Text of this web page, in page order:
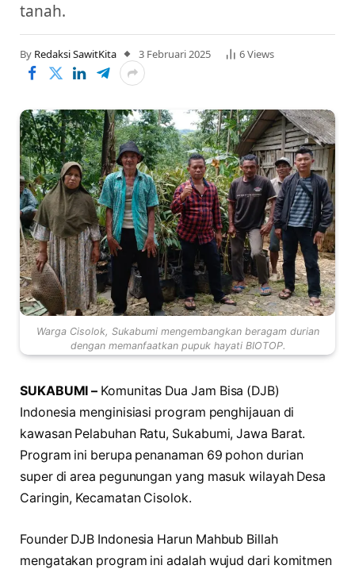
tanah.
By Redaksi SawitKita 3 Februari 2025 6Views
Warga Cisolok, Sukabumi mengembangkan beragam durian
dengan memanfaatkan pupuk hayati BIOTOP.
SUKABUMI – Komunitas Dua Jam Bisa (DJB)
Indonesia menginisiasi program penghijauan di
kawasan Pelabuhan Ratu, Sukabumi, Jawa Barat.
Program ini berupa penanaman 69 pohon durian
super di area pegunungan yang masuk wilayah Desa
Caringin, Kecamatan Cisolok.
Founder DJB Indonesia Harun Mahbub Billah
mengatakan program ini adalah wujud dari komitmen